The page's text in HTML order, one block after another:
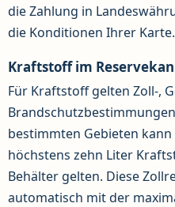
die Zahlung in
die Konditionen Ihrer Karte.
Kraftstoff im
Für Kraftstoff gelten Zoll-,
bestimmten Gebieten
höchstens zehn Liter
Behälter gelten. Diese
automatisch mit der